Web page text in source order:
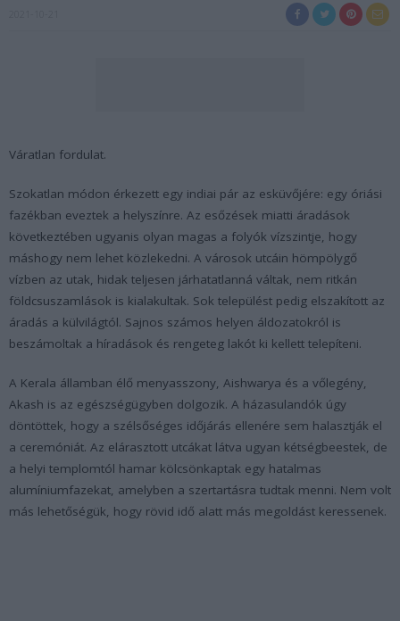
Váratlan fordulat.
Szokatlan módon érkezett egy indiai pár az esküvőjére: egy óriási
fazékban eveztek a helyszínre. Az esőzések miatti áradások
következtében ugyanis olyan magas a folyók vízszintje, hogy
máshogy nem lehet közlekedni. A városok utcáin hömpölygő
vízben az utak, hidak teljesen járhatatlanná váltak, nem ritkán
földcsuszamlások is kialakultak. Sok települést pedig elszakított az
áradás a külvilágtól. Sajnos számos helyen áldozatokról is
beszámoltak a híradások és rengeteg lakót ki kellett telepíteni.
A Kerala államban élő menyasszony, Aishwarya és a vőlegény,
Akash is az egészségügyben dolgozik. A házasulandók úgy
döntöttek, hogy a szélsőséges időjárás ellenére sem halasztják el
a ceremóniát. Az elárasztott utcákat látva ugyan kétségbeestek, de
a helyi templomtól hamar kölcsönkaptak egy hatalmas
alumíniumfazekat, amelyben a szertartásra tudtak menni. Nem volt
más lehetőségük, hogy rövid idő alatt más megoldást keressenek.